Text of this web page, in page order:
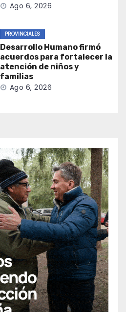
Ago 6, 2026
PROVINCIALES
Desarrollo Humano firmó
acuerdos para fortalecer la
atención de niños y
familias
Ago 6, 2026